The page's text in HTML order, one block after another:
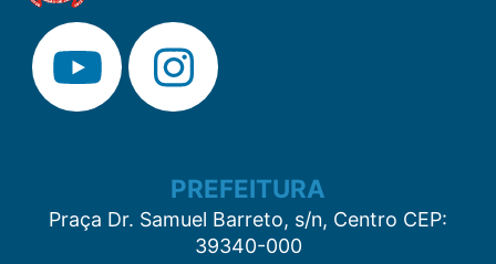
PREFEITURA
Praça Dr. Samuel Barreto, s/n, Centro CEP:
39340-000